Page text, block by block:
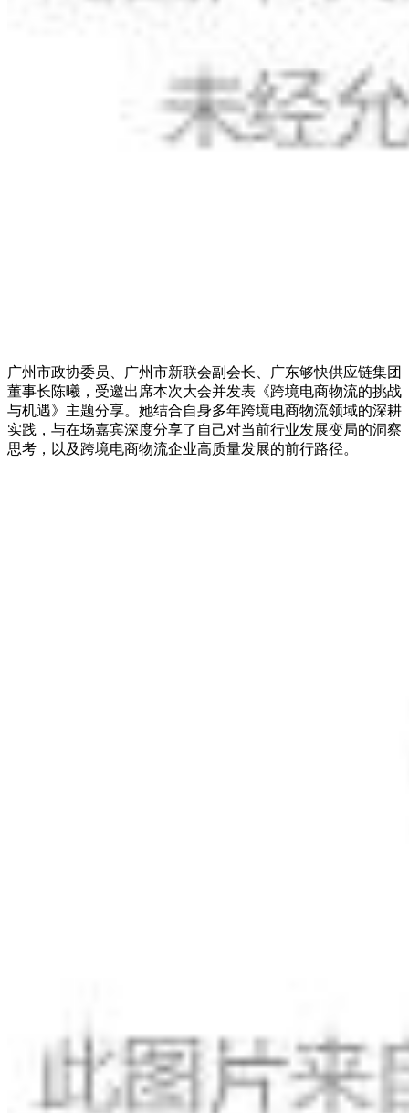
广州市政协委员、广州市新联会副会长、广东够快供应链集团
董事长陈曦，受邀出席本次大会并发表《跨境电商物流的挑战
与机遇》主题分享。她结合自身多年跨境电商物流领域的深耕
实践，与在场嘉宾深度分享了自己对当前行业发展变局的洞察
思考，以及跨境电商物流企业高质量发展的前行路径。